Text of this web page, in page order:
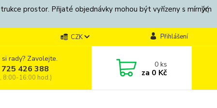
prostor. Přijaté objednávky mohou být vyřízeny s mírným
CZK Přihlášení
rady? Zavolejte.
426 388
8:00-16:00 hod.)
0ks
za 0 Kč